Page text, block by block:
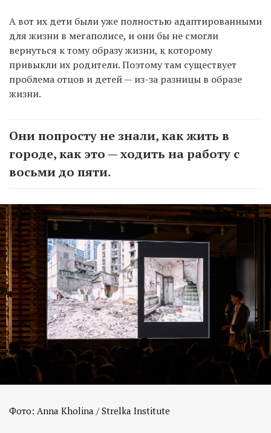
А вот их дети были уже полностью адаптированными
для жизни в мегаполисе, и они бы не смогли
вернуться к тому образу жизни, к которому
привыкли их родители. Поэтому там существует
проблема отцов и детей — из-за разницы в образе
жизни.
Они попросту не знали, как жить в
городе, как это — ходить на работу с
восьми до пяти.
Фото: Anna Kholina / Strelka Institute